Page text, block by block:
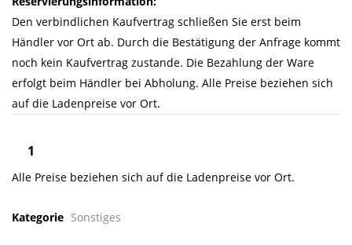
Den verbindlichen Kaufvertrag schließen Sie erst beim
Händler vor Ort ab. Durch die Bestätigung der Anfrage kommt
noch kein Kaufvertrag zustande. Die Bezahlung der Ware
erfolgt beim Händler bei Abholung. Alle Preise beziehen sich
auf die Ladenpreise vor Ort.
Alle Preise beziehen sich auf die Ladenpreise vor Ort.
Kategorie Sonstiges